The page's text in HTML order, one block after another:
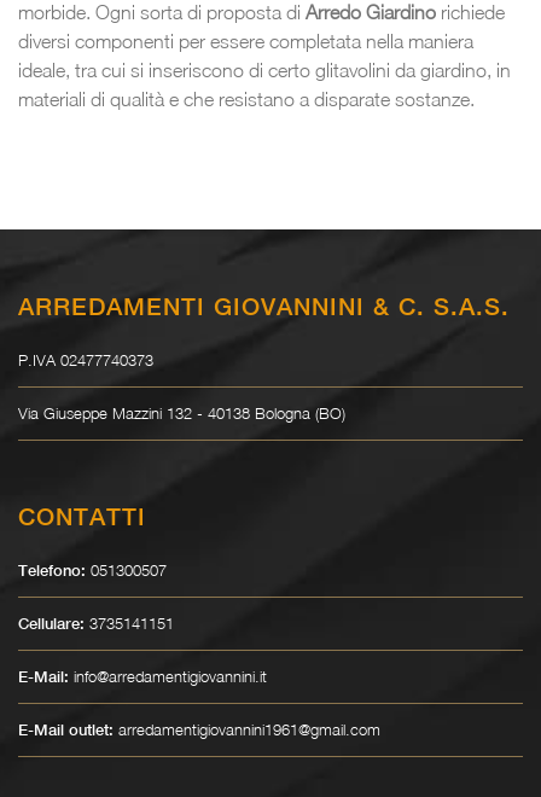
morbide. Ogni sorta di proposta di Arredo Giardino richiede
diversi componenti per essere completata nella maniera
ideale, tra cui si inseriscono di certo glitavolini da giardino, in
materiali di qualità e che resistano a disparate sostanze.
ARREDAMENTI GIOVANNINI & C. S.A.S.
P.IVA 02477740373
Via Giuseppe Mazzini 132 - 40138 Bologna (BO)
CONTATTI
Telefono: 051300507
Cellulare: 3735141151
E-Mail: info@arredamentigiovannini.it
E-Mail outlet: arredamentigiovannini1961@gmail.com